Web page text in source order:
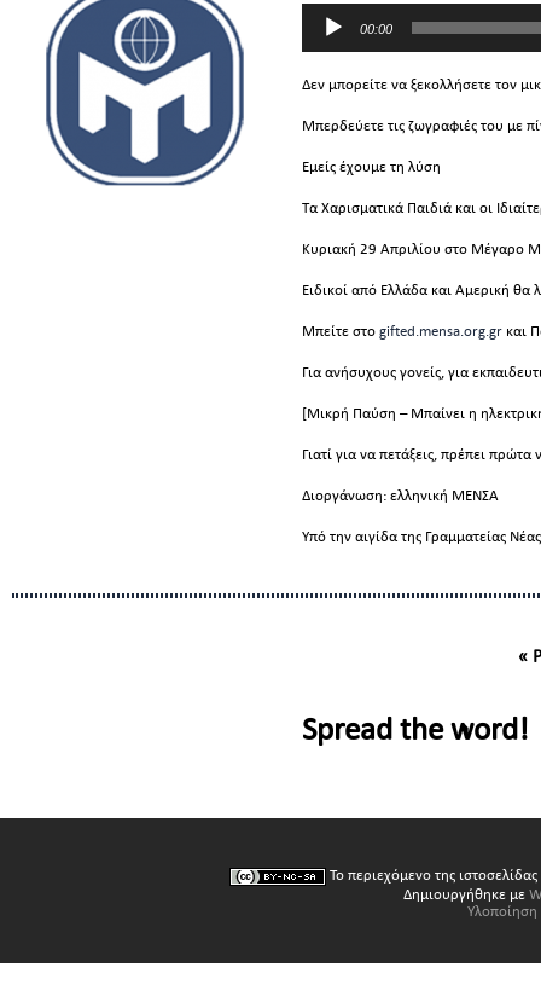
Αναπαραγωγής
00:00
Δεν μπορείτε να ξεκολλήσετε τον
Μπερδεύετε τις ζωγραφιές του με
Εμείς έχουμε τη λύση
Τα Χαρισματικά Παιδιά και οι
Κυριακή 29 Απριλίου στο Μέγαρο
Ειδικοί από Ελλάδα και Αμερική θα
Μπείτε στο gifted.mensa.org.gr και
Για ανήσυχους γονείς, για
[Μικρή Παύση – Μπαίνει η
Γιατί για να πετάξεις, πρέπει
Διοργάνωση: ελληνική ΜΕΝΣΑ
Υπό την αιγίδα της Γραμματείας Νέας
«
Spread the word!
Το περιεχόμενο της ιστοσελίδας
Δημιουργήθηκε με
Υλοποίηση